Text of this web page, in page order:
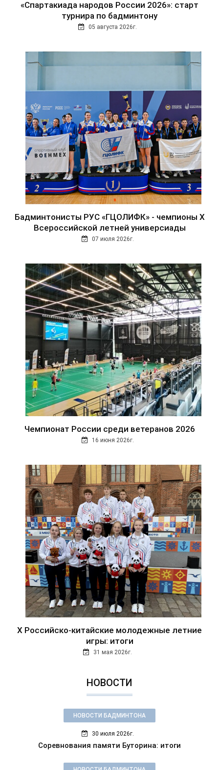
«Спартакиада народов России 2026»: старт
турнира по бадминтону
05 августа 2026г.
Бадминтонисты РУС «ГЦОЛИФК» - чемпионы Х
Всероссийской летней универсиады
07 июля 2026г.
Чемпионат России среди ветеранов 2026
16 июня 2026г.
Х Российско-китайские молодежные летние
игры: итоги
31 мая 2026г.
НОВОСТИ
НОВОСТИ БАДМИНТОНА
30 июля 2026г.
Соревнования памяти Буторина: итоги